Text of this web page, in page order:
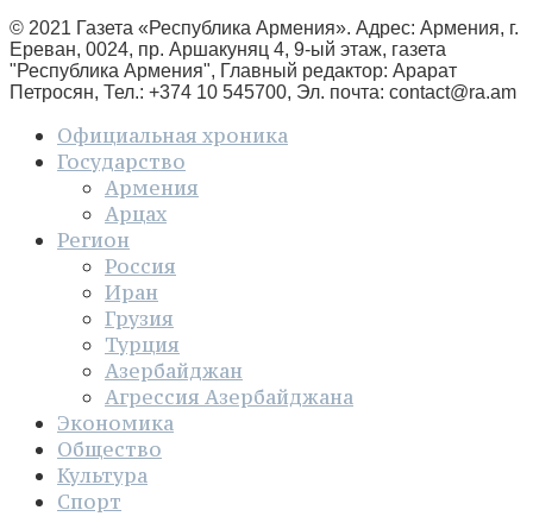
© 2021 Газета «Республика Армения». Адрес: Армения, г.
Ереван, 0024, пр. Аршакуняц 4, 9-ый этаж, газета
"Республика Армения", Главный редактор: Арарат
Петросян, Тел.: +374 10 545700, Эл. почта: contact@ra.am
Официальная хроника
Государство
Армения
Арцах
Регион
Россия
Иран
Грузия
Турция
Азербайджан
Агрессия Азербайджана
Экономика
Общество
Культура
Спорт